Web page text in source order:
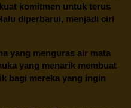
komitmen untuk terus
diperbarui, menjadi ciri
yang menguras air mata
yang menarik membuat
bagi mereka yang ingin